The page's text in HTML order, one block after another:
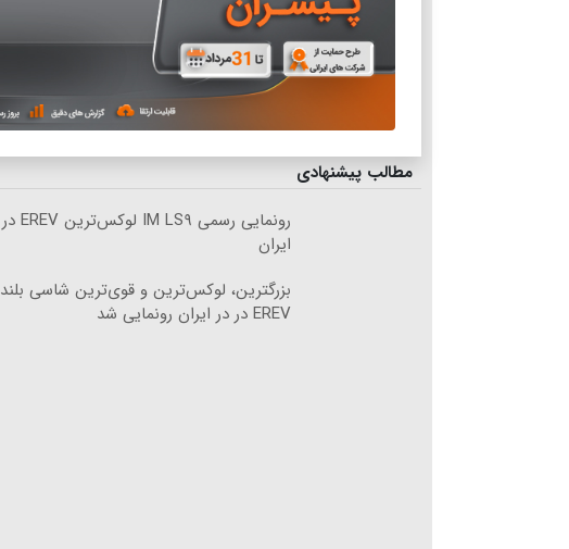
مطالب پیشنهادی
رونمایی رسمی IM LS۹ لوکس‌ترین EREV در
ایران
بزرگترین، لوکس‌ترین و قوی‌ترین شاسی بلند
EREV در در ایران رونمایی شد